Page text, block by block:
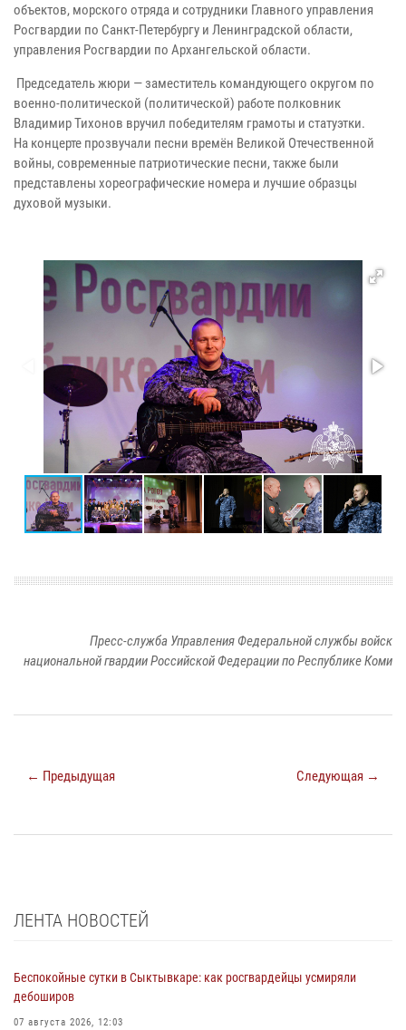
объектов, морского отряда и сотрудники Главного управления
Росгвардии по Санкт-Петербургу и Ленинградской области,
управления Росгвардии по Архангельской области.
Председатель жюри — заместитель командующего округом по
военно-политической (политической) работе полковник
Владимир Тихонов вручил победителям грамоты и статуэтки.
На концерте прозвучали песни времён Великой Отечественной
войны, современные патриотические песни, также были
представлены хореографические номера и лучшие образцы
духовой музыки.
Пресс-служба Управления Федеральной службы войск
национальной гвардии Российской Федерации по Республике Коми
← Предыдущая Следующая →
ЛЕНТА НОВОСТЕЙ
Беспокойные сутки в Сыктывкаре: как росгвардейцы усмиряли
дебоширов
07 августа 2026, 12:03